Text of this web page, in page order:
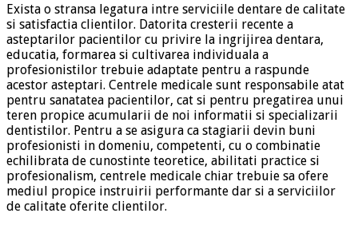
Exista o stransa legatura intre serviciile dentare de calitate
si satisfactia clientilor. Datorita cresterii recente a
asteptarilor pacientilor cu privire la ingrijirea dentara,
educatia, formarea si cultivarea individuala a
profesionistilor trebuie adaptate pentru a raspunde
acestor asteptari. Centrele medicale sunt responsabile atat
pentru sanatatea pacientilor, cat si pentru pregatirea unui
teren propice acumularii de noi informatii si specializarii
dentistilor. Pentru a se asigura ca stagiarii devin buni
profesionisti in domeniu, competenti, cu o combinatie
echilibrata de cunostinte teoretice, abilitati practice si
profesionalism, centrele medicale chiar trebuie sa ofere
mediul propice instruirii performante dar si a serviciilor
de calitate oferite clientilor.